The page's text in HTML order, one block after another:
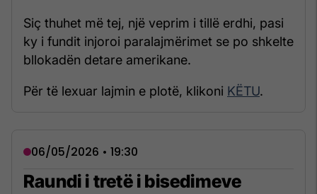
Siç thuhet më tej, një veprim i tillë erdhi, pasi
ky i fundit injoroi paralajmërimet se po shkelte
bllokadën detare amerikane.
Për të lexuar lajmin e plotë, klikoni KËTU.
06/05/2026 • 19:30
Raundi i tretë i bisedimeve